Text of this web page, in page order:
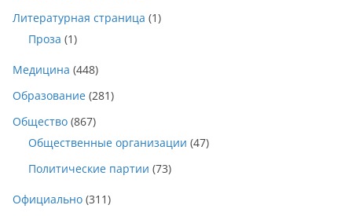
Литературная страница (1)
Проза (1)
Медицина (448)
Образование (281)
Общество (867)
Общественные организации (47)
Политические партии (73)
Официально (311)